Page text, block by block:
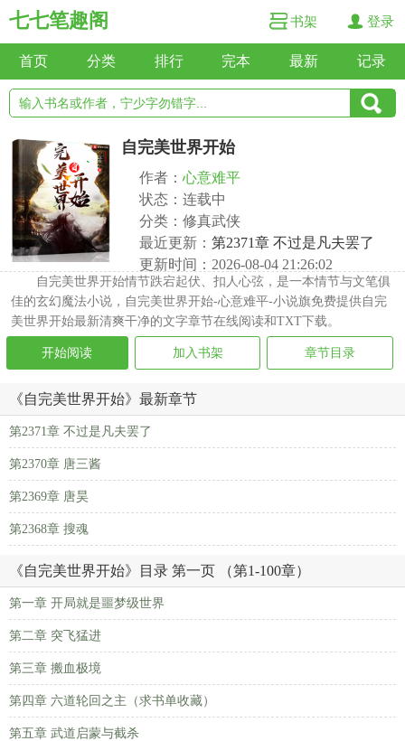
七七笔趣阁 书架 登录
首页 分类 排行 完本 最新 记录
自完美世界开始
作者： 心意难平
状态：连载中
分类：修真武侠
最近更新： 第2371章 不过是凡夫罢了
更新时间：2026-08-04 21:26:02
自完美世界开始情节跌宕起伏、扣人心弦，是一本情节与文笔俱
佳的玄幻魔法小说，自完美世界开始-心意难平-小说旗免费提供自完
美世界开始最新清爽干净的文字章节在线阅读和TXT下载。
开始阅读 加入书架 章节目录
《自完美世界开始》最新章节
第2371章 不过是凡夫罢了
第2370章 唐三酱
第2369章 唐昊
第2368章 搜魂
《自完美世界开始》目录 第一页 （第1-100章）
第一章 开局就是噩梦级世界
第二章 突飞猛进
第三章 搬血极境
第四章 六道轮回之主（求书单收藏）
第五章 武道启蒙与截杀